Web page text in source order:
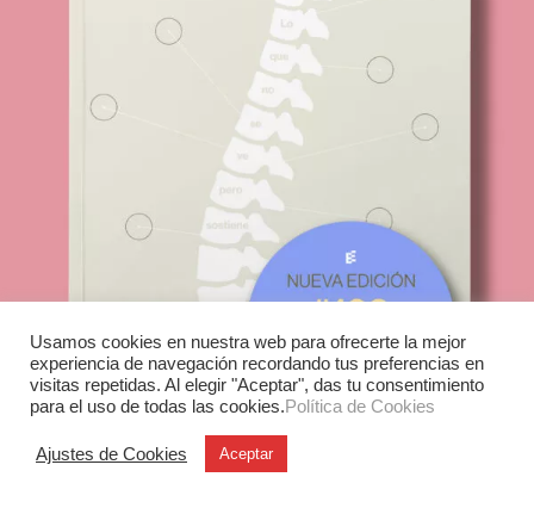
Usamos cookies en nuestra web para ofrecerte la mejor
experiencia de navegación recordando tus preferencias en
visitas repetidas. Al elegir "Aceptar", das tu consentimiento
para el uso de todas las cookies.Política de Cookies
Ajustes de Cookies Aceptar